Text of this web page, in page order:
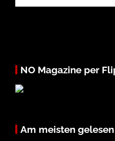
NO Magazine per
Am meisten gelesen